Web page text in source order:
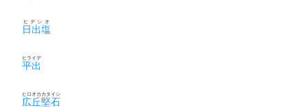
日出塩
ヒデシオ
平出
ヒライデ
広丘堅石
ヒロオカカタイシ